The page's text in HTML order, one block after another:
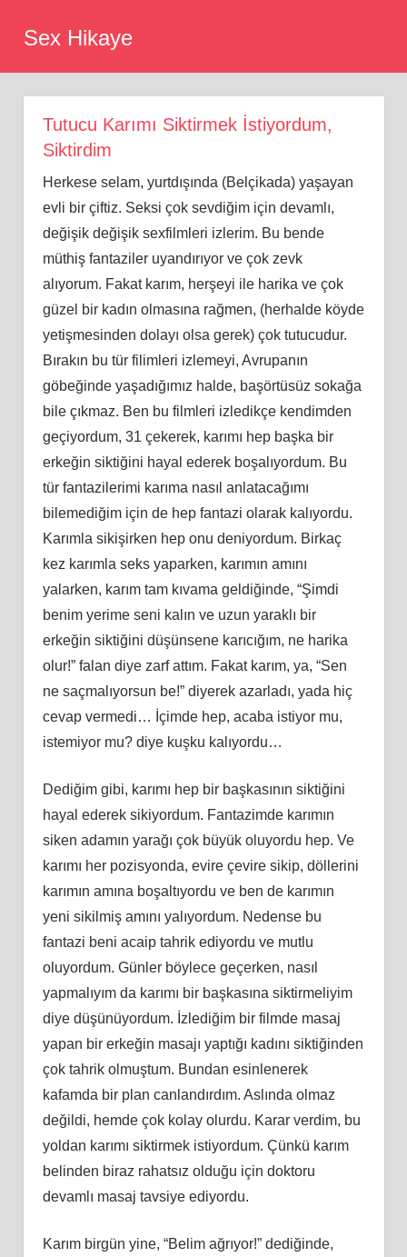
Sex Hikaye
Tutucu Karımı Siktirmek İstiyordum,
Siktirdim
Herkese selam, yurtdışında (Belçikada) yaşayan
evli bir çiftiz. Seksi çok sevdiğim için devamlı,
değişik değişik sexfilmleri izlerim. Bu bende
müthiş fantaziler uyandırıyor ve çok zevk
alıyorum. Fakat karım, herşeyi ile harika ve çok
güzel bir kadın olmasına rağmen, (herhalde köyde
yetişmesinden dolayı olsa gerek) çok tutucudur.
Bırakın bu tür filimleri izlemeyi, Avrupanın
göbeğinde yaşadığımız halde, başörtüsüz sokağa
bile çıkmaz. Ben bu filmleri izledikçe kendimden
geçiyordum, 31 çekerek, karımı hep başka bir
erkeğin siktiğini hayal ederek boşalıyordum. Bu
tür fantazilerimi karıma nasıl anlatacağımı
bilemediğim için de hep fantazi olarak kalıyordu.
Karımla sikişirken hep onu deniyordum. Birkaç
kez karımla seks yaparken, karımın amını
yalarken, karım tam kıvama geldiğinde, “Şimdi
benim yerime seni kalın ve uzun yaraklı bir
erkeğin siktiğini düşünsene karıcığım, ne harika
olur!” falan diye zarf attım. Fakat karım, ya, “Sen
ne saçmalıyorsun be!” diyerek azarladı, yada hiç
cevap vermedi… İçimde hep, acaba istiyor mu,
istemiyor mu? diye kuşku kalıyordu…
Dediğim gibi, karımı hep bir başkasının siktiğini
hayal ederek sikiyordum. Fantazimde karımın
siken adamın yarağı çok büyük oluyordu hep. Ve
karımı her pozisyonda, evire çevire sikip, döllerini
karımın amına boşaltıyordu ve ben de karımın
yeni sikilmiş amını yalıyordum. Nedense bu
fantazi beni acaip tahrik ediyordu ve mutlu
oluyordum. Günler böylece geçerken, nasıl
yapmalıyım da karımı bir başkasına siktirmeliyim
diye düşünüyordum. İzlediğim bir filmde masaj
yapan bir erkeğin masajı yaptığı kadını siktiğinden
çok tahrik olmuştum. Bundan esinlenerek
kafamda bir plan canlandırdım. Aslında olmaz
değildi, hemde çok kolay olurdu. Karar verdim, bu
yoldan karımı siktirmek istiyordum. Çünkü karım
belinden biraz rahatsız olduğu için doktoru
devamlı masaj tavsiye ediyordu.
Karım birgün yine, “Belim ağrıyor!” dediğinde,